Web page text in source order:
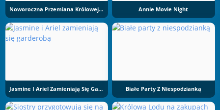
Noworoczna Przemiana Królowej Lodu Annie Movie Night
Jasmine I Ariel Zamieniają Się Garderobą Białe Party Z Niespodzianką